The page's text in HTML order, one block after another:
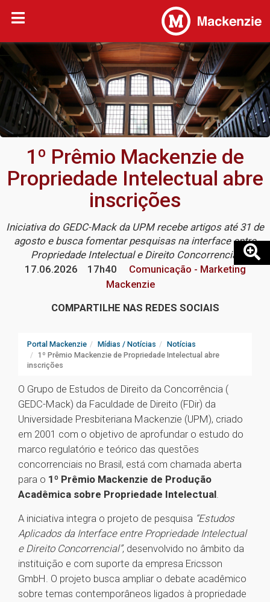
1º Prêmio Mackenzie de
Propriedade Intelectual abre
inscrições
Iniciativa do GEDC-Mack da UPM recebe artigos até 31 de
agosto e busca fomentar pesquisas na interface entre
Propriedade Intelectual e Direito Concorrencial
17.06.2026
17h40
Comunicação - Marketing
Mackenzie
COMPARTILHE NAS REDES SOCIAIS
Portal Mackenzie Mídias / Notícias
Notícias
1º Prêmio Mackenzie de Propriedade Intelectual abre
inscrições
O Grupo de Estudos de Direito da Concorrência (
GEDC-Mack) da Faculdade de Direito (FDir) da
Universidade Presbiteriana Mackenzie (UPM), criado
em 2001 com o objetivo de aprofundar o estudo do
marco regulatório e teórico das questões
concorrenciais no Brasil, está com chamada aberta
para o 1º Prêmio Mackenzie de Produção
Acadêmica sobre Propriedade Intelectual.
A iniciativa integra o projeto de pesquisa “Estudos
Aplicados da Interface entre Propriedade Intelectual
e Direito Concorrencial”, desenvolvido no âmbito da
instituição e com suporte da empresa Ericsson
GmbH. O projeto busca ampliar o debate acadêmico
sobre temas contemporâneos ligados à propriedade